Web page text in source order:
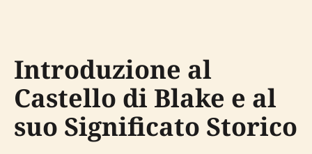
Introduzione al
Castello di Blake e al
suo Significato Storico